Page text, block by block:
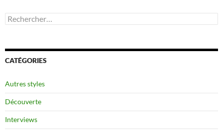
Rechercher :
CATÉGORIES
Autres styles
Découverte
Interviews